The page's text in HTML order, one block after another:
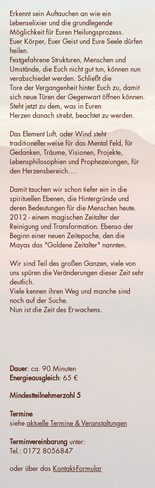
Erkennt sein Auftauchen an wie ein
Lebenselixier und die grundlegende
Möglichkeit für Euren Heilungsprozess.
Euer Körper, Euer Geist und Eure Seele dürfen
heilen.
Festgefahrene Strukturen, Menschen und
Umstände, die Euch nicht gut tun, können nun
verabschiedet werden. Schließt die
Tore der Vergangenheit hinter Euch zu, damit
sich neue Türen der Gegenwart öffnen können.
Steht jetzt zu dem, was in Euren
Herzen danach strebt, beachtet zu werden.
Das Element Luft, oder Wind steht
traditionellerweise für das Mental Feld, für
Gedanken, Träume, Visionen, Projekte,
Lebensphilosophien und Prophezeiungen, für
den Herzensbereich….
Damit tauchen wir schon tiefer ein in die
spirituellen Ebenen, die Hintergründe und
deren Bedeutungen für die Menschen heute.
2012 - einem magischen Zeitalter der
Reinigung und Transformation. Ebenso der
Beginn einer neuen Zeitepoche, den die
Mayas das "Goldene Zeitalter" nannten.
Wir sind Teil des großen Ganzen, viele von
uns spüren die Veränderungen dieser Zeit sehr
deutlich.
Viele kennen ihren Weg und manche sind
noch auf der Suche.
Nun ist die Zeit des Erwachens.
Dauer: ca. 90 Minuten
Energieausgleich: 65 €
Mindestteilnehmerzahl 5
Termine
siehe aktuelle Termine & Veranstaltungen
Terminvereinbarung unter:
Tel.: 0172 8056847
oder über das Kontakt-Formular